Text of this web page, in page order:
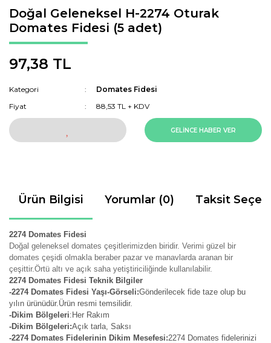
Doğal Geleneksel H-2274 Oturak
Domates Fidesi (5 adet)
97,38 TL
Kategori
Domates Fidesi
Fiyat
88,53 TL + KDV
GELİNCE HABER VER
Ürün Bilgisi Yorumlar (0) Taksit
2274 Domates Fidesi
Doğal geleneksel domates çeşitlerimizden biridir. Verimi güzel bir
domates çeşidi olmakla beraber pazar ve manavlarda aranan bir
çeşittir.Örtü altı ve açık saha yetiştiriciliğinde kullanılabilir.
2274 Domates Fidesi Teknik Bilgiler
-2274 Domates Fidesi Yaşı-Görseli:Gönderilecek fide taze olup bu
yılın ürünüdür.Ürün resmi temsilidir.
-Dikim Bölgeleri:Her Rakım
-Dikim Bölgeleri:Açık tarla, Saksı
-2274 Domates Fidelerinin Dikim Mesefesi:2274 Domates fidelerinizi